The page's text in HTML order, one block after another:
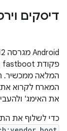
דיסקים
פקודת fastboot נוספת ששולפת את תמונת
המארח לקרוא
את האימג'
כדי לשלוף את